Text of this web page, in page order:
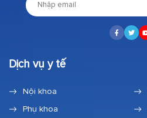
Dịch vụ y tế
Nội khoa
Phụ khoa